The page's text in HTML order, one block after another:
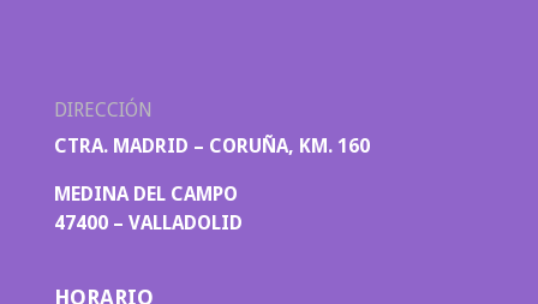
DIRECCIÓN
CTRA. MADRID – CORUÑA, KM. 160
MEDINA DEL CAMPO
47400 – VALLADOLID
HORARIO